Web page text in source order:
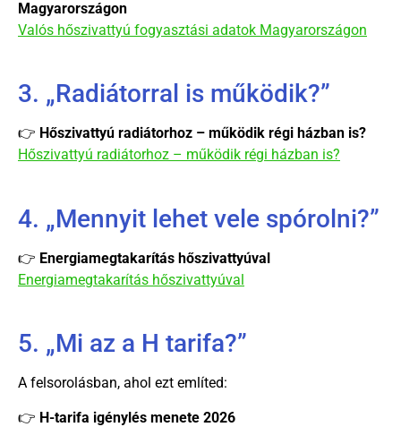
Magyarországon
Valós hőszivattyú fogyasztási adatok Magyarországon
3. „Radiátorral is működik?”
👉 Hőszivattyú radiátorhoz – működik régi házban is?
Hőszivattyú radiátorhoz – működik régi házban is?
4. „Mennyit lehet vele spórolni?”
👉 Energiamegtakarítás hőszivattyúval
Energiamegtakarítás hőszivattyúval
5. „Mi az a H tarifa?”
A felsorolásban, ahol ezt említed:
👉 H-tarifa igénylés menete 2026